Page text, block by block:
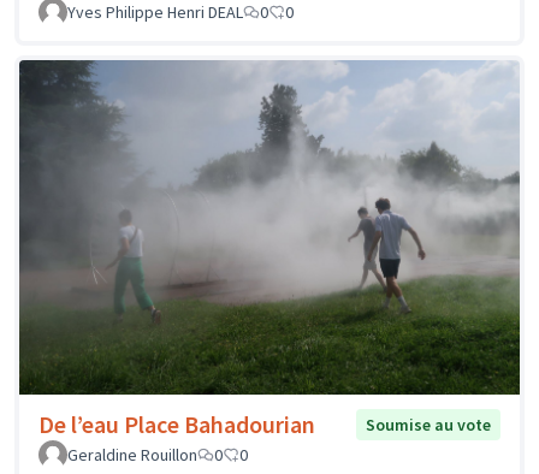
Yves Philippe Henri DEAL
0 0
De l’eau Place Bahadourian
Soumise au vote
Geraldine Rouillon
0 0